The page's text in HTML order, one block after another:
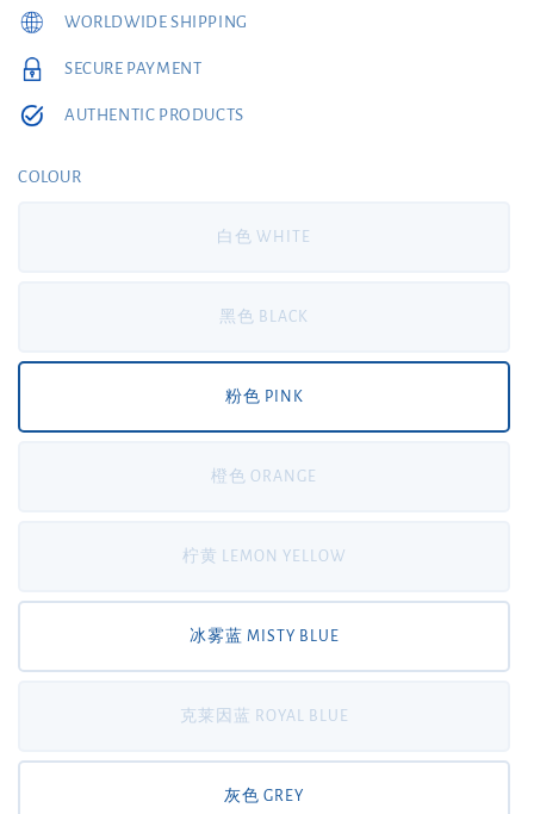
WORLDWIDE SHIPPING
SECURE PAYMENT
AUTHENTIC PRODUCTS
COLOUR
白色 WHITE
黑色 BLACK
粉色 PINK
橙色 ORANGE
柠黄 LEMON YELLOW
冰雾蓝 MISTY BLUE
克莱因蓝 ROYAL BLUE
灰色 GREY